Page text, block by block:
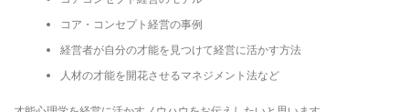
コア・コンセプト経営の事例
経営者が自分の才能を見つけて経営に活かす方法
人材の才能を開花させるマネジメント法など